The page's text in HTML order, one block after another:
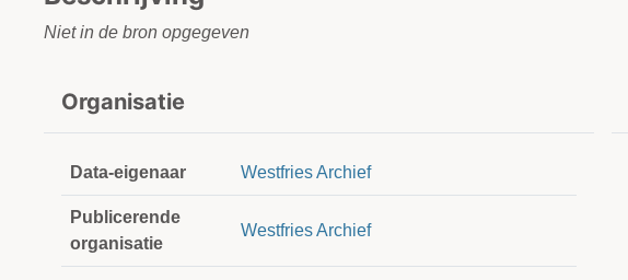
Niet in de bron opgegeven
Organisatie
Data-eigenaar Westfries Archief
Publicerende
organisatie
Westfries Archief